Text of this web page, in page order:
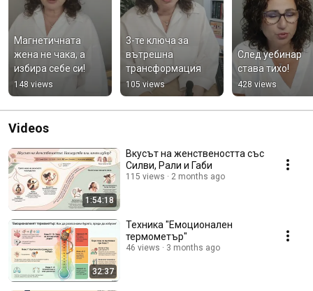
Магнетичната
жена не чака, а
избира себе си!
148 views
3-те ключа за
вътрешна
трансформация
105 views
След уебинар
става тихо!
428 views
Videos
1:54:18
Вкусът на женствеността със
Силви, Рали и Габи
115 views 2 months ago
32:37
Техника "Емоционален
термометър"
46 views 3 months ago